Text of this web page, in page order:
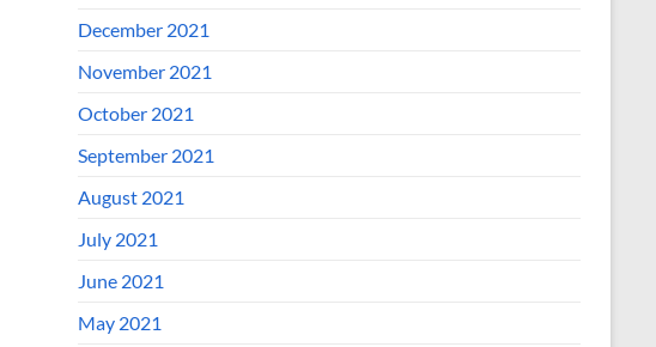
December 2021
November 2021
October 2021
September 2021
August 2021
July 2021
June 2021
May 2021